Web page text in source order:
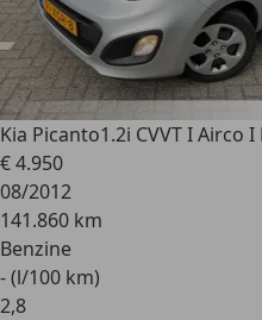
Kia Picanto1.2i CVVT I Airco
€ 4.950
08/2012
141.860 km
Benzine
- (l/100 km)
2,8